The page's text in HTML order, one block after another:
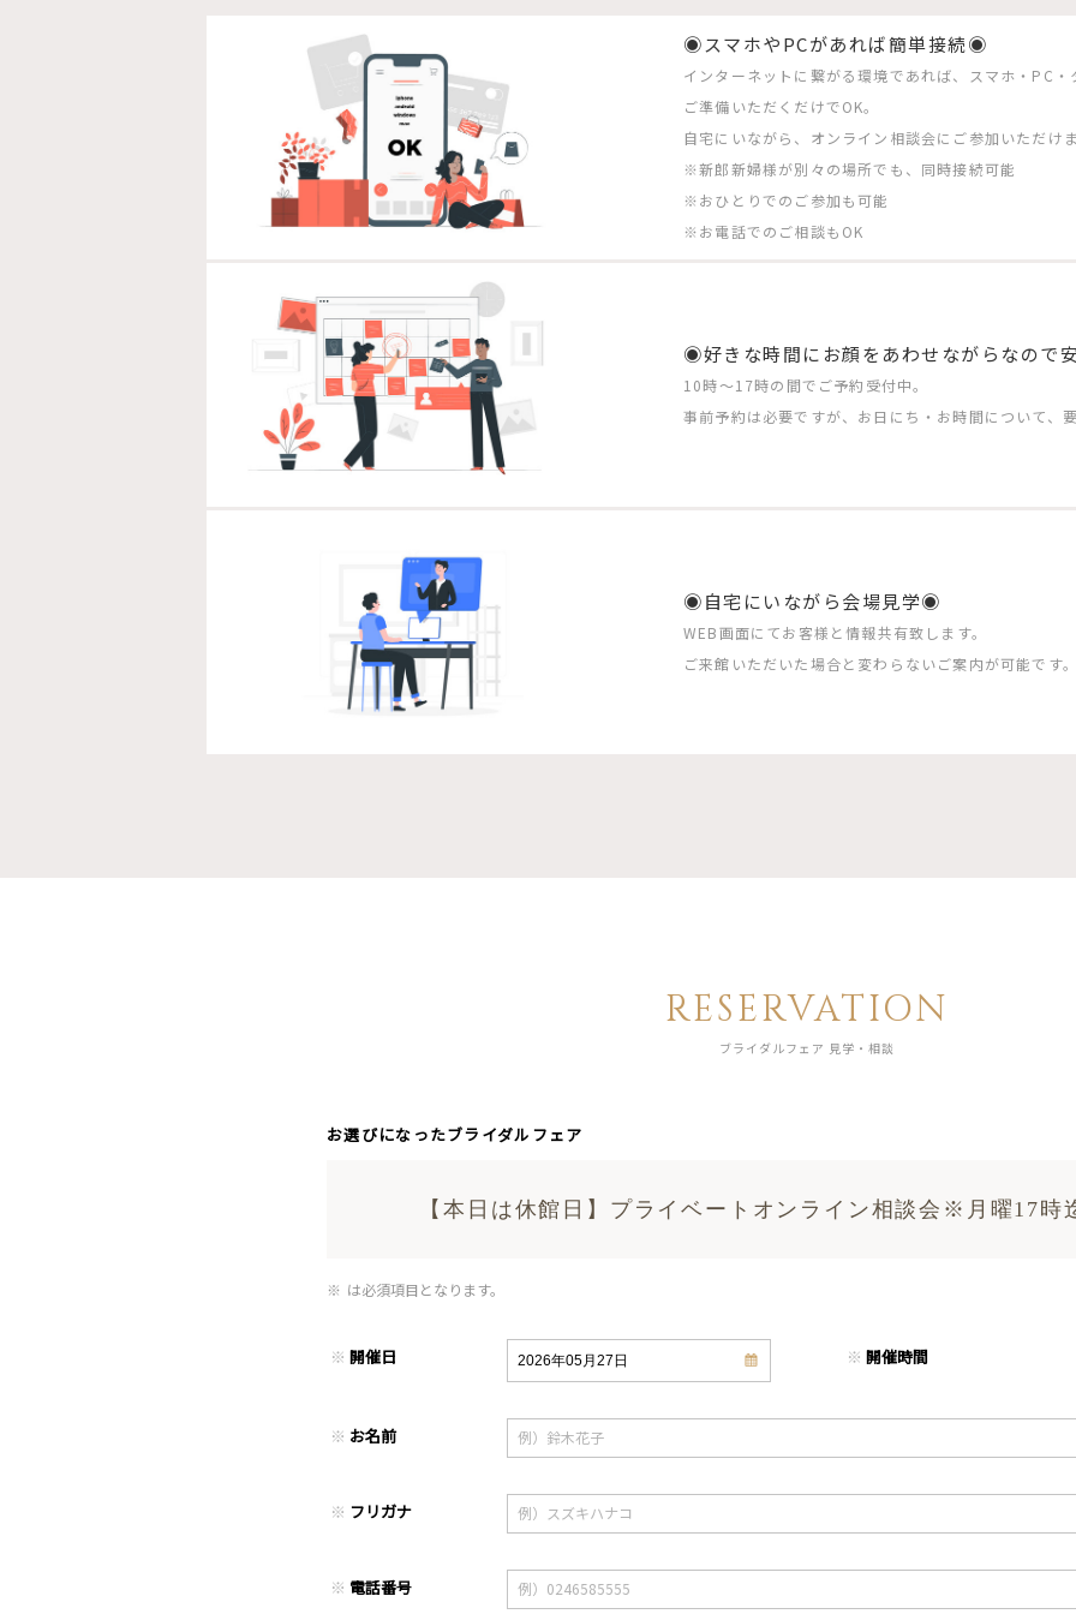
◉スマホやPCがあれば簡単接続◉
インターネットに繋がる環境であれば、スマホ・PC
ご準備いただくだけでOK。
自宅にいながら、オンライン相談会にご参加いただけ
※新郎新婦様が別々の場所でも、同時接続可能
※おひとりでのご参加も可能
※お電話でのご相談もOK
◉好きな時間にお顔をあわせながらなので
10時〜17時の間でご予約受付中。
事前予約は必要ですが、お日にち・お時間について、
◉自宅にいながら会場見学◉
WEB画面にてお客様と情報共有致します。
ご来館いただいた場合と変わらないご案内が可能です
RESERVATION
ブライダルフェア 見学・相談
お選びになったブライダルフェア
【本日は休館日】プライベートオンライン相談会※月曜17時
※ は必須項目となります。
※ 開催日 ※ 開催時間
※ お名前
※ フリガナ
※ 電話番号